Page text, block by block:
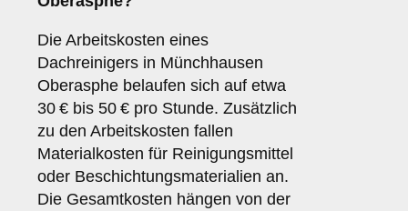
Die Arbeitskosten eines
Dachreinigers in Münchhausen
Oberasphe belaufen sich auf etwa
30 € bis 50 € pro Stunde. Zusätzlich
zu den Arbeitskosten fallen
Materialkosten für Reinigungsmittel
oder Beschichtungsmaterialien an.
Die Gesamtkosten hängen von der